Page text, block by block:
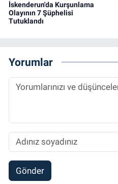
İskenderun'da Kurşunlama
Olayının 7 Şüphelisi
Tutuklandı
Yorumlar
Gönder